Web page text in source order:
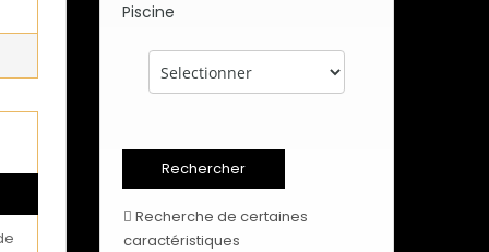
Piscine
Recherche de certaines
caractéristiques